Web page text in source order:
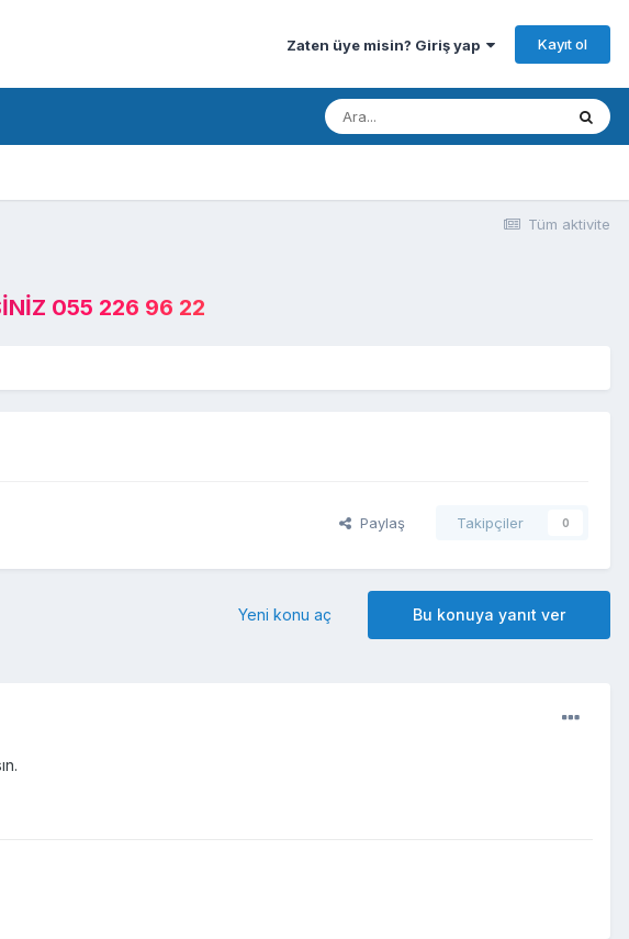
Zaten üye misin? Giriş yap Kayıt ol
Tüm aktivite
055 226 96 22
Paylaş Takipçiler 0
Bu konuya yanıt ver
Yeni konu aç